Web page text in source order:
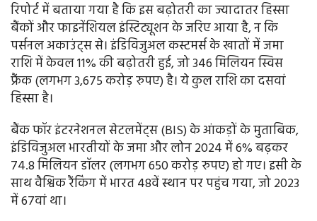
रिपोर्ट में बताया गया है कि इस बढ़ोतरी का ज्यादातर हिस्सा
बैंकों और फाइनेंशियल इंस्टिट्यूशन के जरिए आया है, न कि
पर्सनल अकाउंट्स से। इंडिविजुअल कस्टमर्स के खातों में जमा
राशि में केवल 11% की बढ़ोतरी हुई, जो 346 मिलियन स्विस
फ्रैंक (लगभग 3,675 करोड़ रुपए) है। ये कुल राशि का दसवां
हिस्सा है।
बैंक फॉर इंटरनेशनल सेटलमेंट्स (BIS) के आंकड़ों के मुताबिक,
इंडिविजुअल भारतीयों के जमा और लोन 2024 में 6% बढ़कर
74.8 मिलियन डॉलर (लगभग 650 करोड़ रुपए) हो गए। इसी के
साथ वैश्विक रैंकिंग में भारत 48वें स्थान पर पहुंच गया, जो 2023
में 67वां था।